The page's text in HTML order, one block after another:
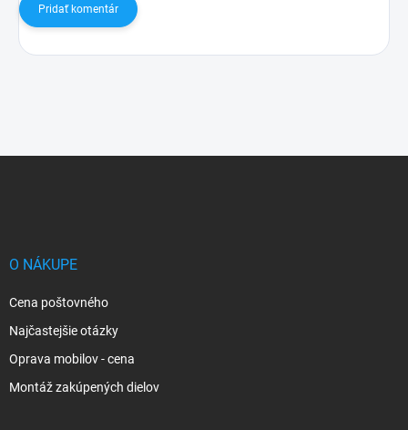
Pridať komentár
O NÁKUPE
Cena poštovného
Najčastejšie otázky
Oprava mobilov - cena
Montáž zakúpených dielov